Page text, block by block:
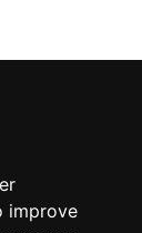
improve